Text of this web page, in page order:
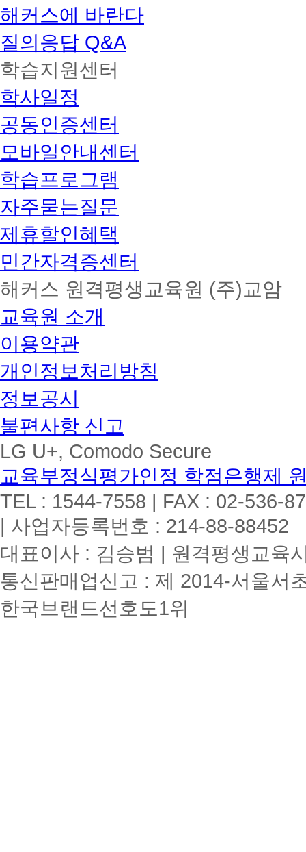
해커스에 바란다
질의응답 Q&A
학습지원센터
학사일정
공동인증센터
모바일안내센터
학습프로그램
자주묻는질문
제휴할인혜택
민간자격증센터
해커스 원격평생교육원 (주)교암
교육원 소개
이용약관
개인정보처리방침
정보공시
불편사항 신고
LG U+, Comodo Secure
교육부정식평가인정 학점은행제
TEL : 1544-7558 | FAX : 02-536-
| 사업자등록번호 : 214-88-88452
대표이사 : 김승범 | 원격평생교육
통신판매업신고 : 제 2014-서울서
한국브랜드선호도1위